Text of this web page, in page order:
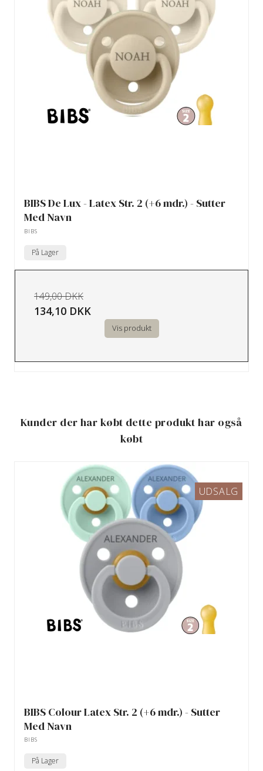
BIBS De Lux - Latex Str. 2 (+6 mdr.) - Sutter
Med Navn
BIBS
På Lager
149,00 DKK
134,10 DKK
Vis produkt
Kunder der har købt dette produkt har også
købt
UDSALG
BIBS Colour Latex Str. 2 (+6 mdr.) - Sutter
Med Navn
BIBS
På Lager